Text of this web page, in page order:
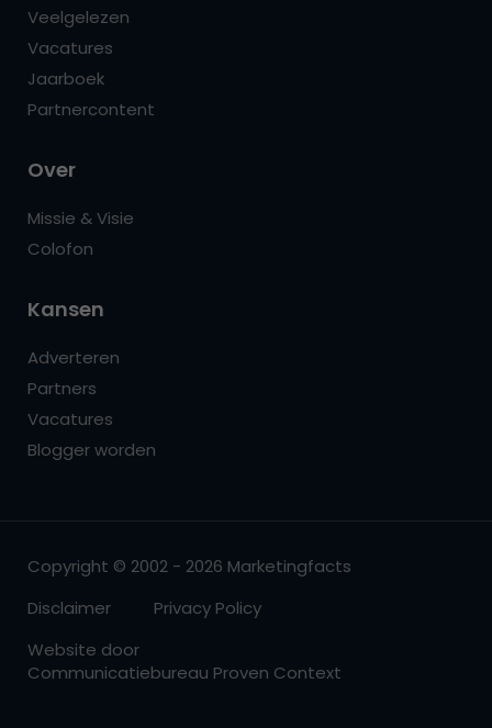
Veelgelezen
Vacatures
Jaarboek
Partnercontent
Over
Missie & Visie
Colofon
Kansen
Adverteren
Partners
Vacatures
Blogger worden
Copyright © 2002 - 2026 Marketingfacts
Disclaimer
Privacy Policy
Website door
Communicatiebureau Proven Context